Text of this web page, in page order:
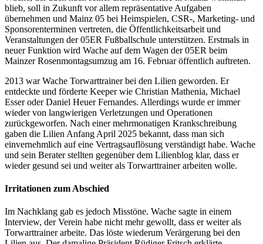
blieb, soll in Zukunft vor allem repräsentative Aufgaben
übernehmen und Mainz 05 bei Heimspielen, CSR-, Marketing- und
Sponsorenterminen vertreten, die Öffentlichkeitsarbeit und
Veranstaltungen der 05ER Fußballschule unterstützen. Erstmals in
neuer Funktion wird Wache auf dem Wagen der 05ER beim
Mainzer Rosenmontagsumzug am 16. Februar öffentlich auftreten.
2013 war Wache Torwarttrainer bei den Lilien geworden. Er
entdeckte und förderte Keeper wie Christian Mathenia, Michael
Esser oder Daniel Heuer Fernandes. Allerdings wurde er immer
wieder von langwierigen Verletzungen und Operationen
zurückgeworfen. Nach einer mehrmonatigen Krankschreibung
gaben die Lilien Anfang April 2025 bekannt, dass man sich
einvernehmlich auf eine Vertragsauflösung verständigt habe. Wache
und sein Berater stellten gegenüber dem Lilienblog klar, dass er
wieder gesund sei und weiter als Torwarttrainer arbeiten wolle.
Irritationen zum Abschied
Im Nachklang gab es jedoch Misstöne. Wache sagte in einem
Interview, der Verein habe nicht mehr gewollt, dass er weiter als
Torwarttrainer arbeite. Das löste wiederum Verärgerung bei den